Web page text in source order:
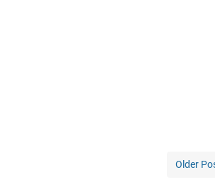
Older